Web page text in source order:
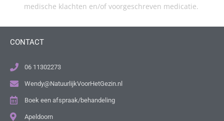
medische klachten en/of voorgeschreven medicatie.
CONTACT
06 11302273
Wendy@NatuurlijkVoorHetGezin.nl
Boek een afspraak/behandeling
Apeldoorn